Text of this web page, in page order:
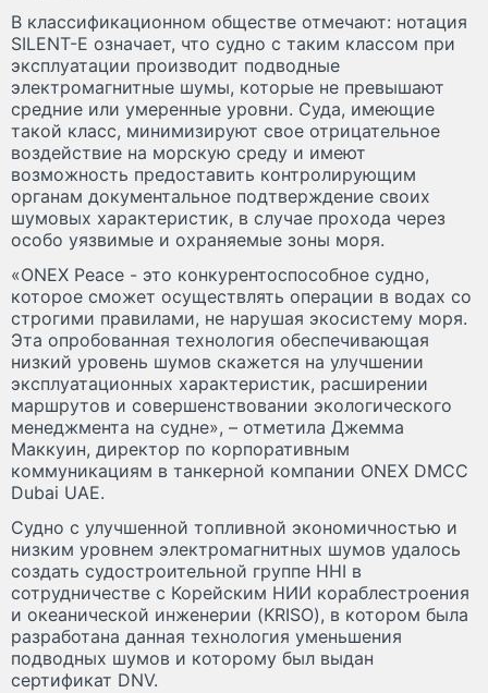
В классификационном обществе отмечают: нотация
SILENT-E означает, что судно с таким классом при
эксплуатации производит подводные
электромагнитные шумы, которые не превышают
средние или умеренные уровни. Суда, имеющие
такой класс, минимизируют свое отрицательное
воздействие на морскую среду и имеют
возможность предоставить контролирующим
органам документальное подтверждение своих
шумовых характеристик, в случае прохода через
особо уязвимые и охраняемые зоны моря.
«ONEX Peace - это конкурентоспособное судно,
которое сможет осуществлять операции в водах со
строгими правилами, не нарушая экосистему моря.
Эта опробованная технология обеспечивающая
низкий уровень шумов скажется на улучшении
эксплуатационных характеристик, расширении
маршрутов и совершенствовании экологического
менеджмента на судне», – отметила Джемма
Маккуин, директор по корпоративным
коммуникациям в танкерной компании ONEX DMCC
Dubai UAE.
Судно с улучшенной топливной экономичностью и
низким уровнем электромагнитных шумов удалось
создать судостроительной группе HHI в
сотрудничестве с Корейским НИИ кораблестроения
и океанической инженерии (KRISO), в котором была
разработана данная технология уменьшения
подводных шумов и которому был выдан
сертификат DNV.